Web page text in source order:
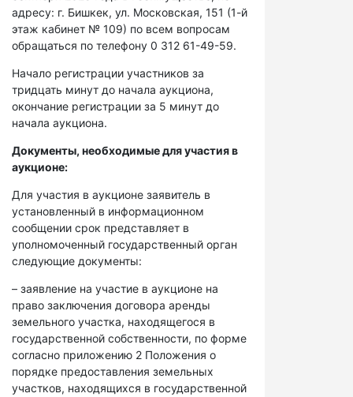
адресу: г. Бишкек, ул. Московская, 151 (1-й
этаж кабинет № 109) по всем вопросам
обращаться по телефону 0 312 61-49-59.
Начало регистрации участников за
тридцать минут до начала аукциона,
окончание регистрации за 5 минут до
начала аукциона.
Документы, необходимые для участия в
аукционе:
Для участия в аукционе заявитель в
установленный в информационном
сообщении срок представляет в
уполномоченный государственный орган
следующие документы:
– заявление на участие в аукционе на
право заключения договора аренды
земельного участка, находящегося в
государственной собственности, по форме
согласно приложению 2 Положения о
порядке предоставления земельных
участков, находящихся в государственной